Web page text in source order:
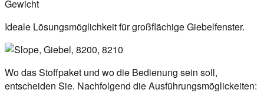
Ideale Lösungsmöglichkeit für großflächige Giebelfenster.
Wo das Stoffpaket und wo die Bedienung sein soll,
entscheiden Sie. Nachfolgend die Ausführungsmöglickeiten: